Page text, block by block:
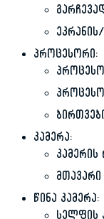
პროცესორი:
კამერა:
მთავარი
წინა კამერა: